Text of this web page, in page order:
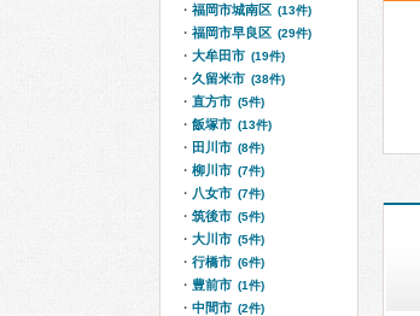
福岡市城南区 (13件)
福岡市早良区 (29件)
大牟田市 (19件)
久留米市 (38件)
直方市 (5件)
飯塚市 (13件)
田川市 (8件)
柳川市 (7件)
八女市 (7件)
筑後市 (5件)
大川市 (5件)
行橋市 (6件)
豊前市 (1件)
中間市 (2件)